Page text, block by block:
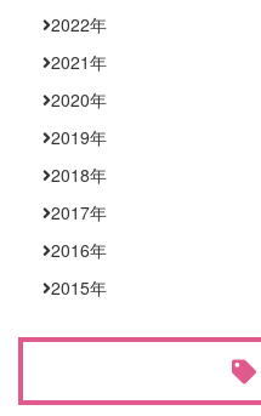
2022年
2021年
2020年
2019年
2018年
2017年
2016年
2015年